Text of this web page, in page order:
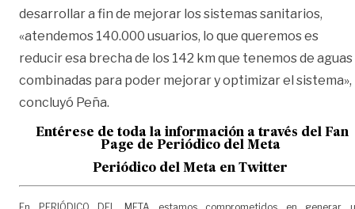
desarrollar a fin de mejorar los sistemas sanitarios,
«atendemos 140.000 usuarios, lo que queremos es
reducir esa brecha de los 142 km que tenemos de aguas
combinadas para poder mejorar y optimizar el sistema»,
concluyó Peña.
Entérese de toda la información a través del Fan
Page de Periódico del Meta
Periódico del Meta en Twitter